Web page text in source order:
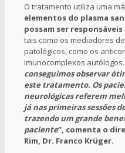
O tratamento utiliza uma
elementos do plasma
possam ser
tais como os mediadores
patológicos, como os
imunocomplexos autólogos.
conseguimos observar
este tratamento. Os
neurológicas referem
já nas primeiras sessões
trazendo um grande
paciente”, comenta o
Rim, Dr. Franco Krüger.